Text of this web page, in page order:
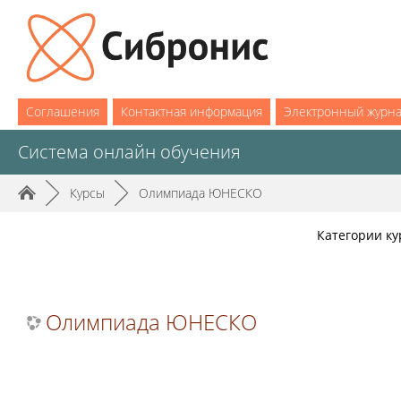
Соглашения Контактная информация Электронный
Система онлайн обучения
► Курсы ► Олимпиада ЮНЕСКО
Категории
Олимпиада ЮНЕСКО